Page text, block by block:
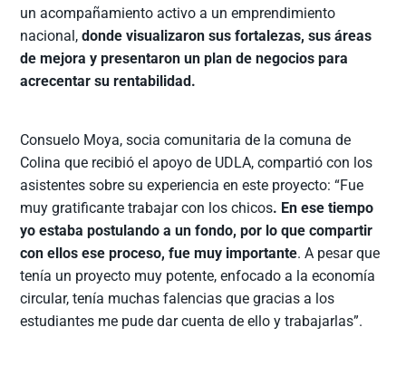
un acompañamiento activo a un emprendimiento
nacional,donde visualizaron sus fortalezas, sus áreas
de mejora y presentaron un plan de negocios para
acrecentar su rentabilidad.
Consuelo Moya, socia comunitaria de la comuna de
Colina que recibió el apoyo de UDLA, compartió con los
asistentes sobre su experiencia en este proyecto: “Fue
muy gratificante trabajar con los chicos. En ese tiempo
yo estaba postulando a un fondo, por lo que compartir
con ellos ese proceso, fue muy importante. A pesar que
tenía un proyecto muy potente, enfocado a la economía
circular, tenía muchas falencias que gracias a los
estudiantes me pude dar cuenta de ello y trabajarlas”.